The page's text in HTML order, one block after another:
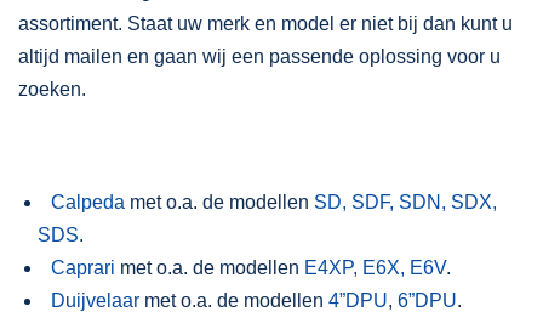
assortiment. Staat uw merk en model er niet bij dan kunt u
altijd mailen en gaan wij een passende oplossing voor u
zoeken.
Calpeda met o.a. de modellen SD, SDF, SDN, SDX,
SDS.
Caprari met o.a. de modellen E4XP, E6X, E6V.
Duijvelaarmet o.a. de modellen 4”DPU, 6”DPU.